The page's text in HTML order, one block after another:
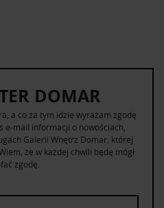
DOMAR
a co za tym idzie wyrażam zgodę
e-mail informacji o nowościach,
Galerii Wnętrz Domar, której
że w każdej chwili będę mógł
zgodę.